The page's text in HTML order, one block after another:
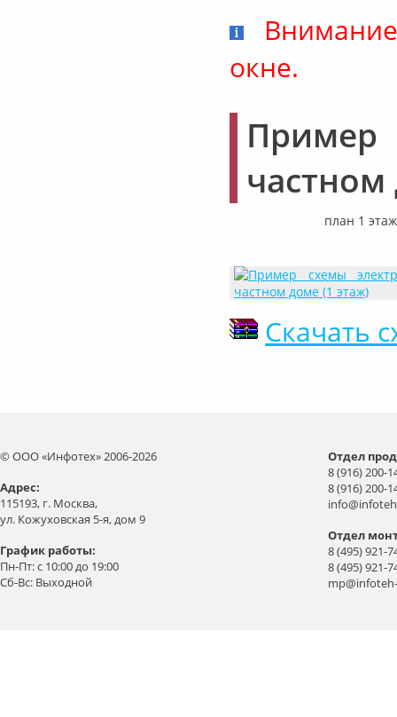
окне.
частном
план 1
Скачать
© ООО «Инфотех» 2006-2026
Aдрес:
115193, г. Москва,
ул. Кожуховская 5-я, дом 9
График работы:
Пн-Пт: с 10:00 до 19:00
Сб-Вс: Выходной
Отдел
8 (916) 200-
8 (916) 200-
Отдел
8 (495) 921-
8 (495) 921-